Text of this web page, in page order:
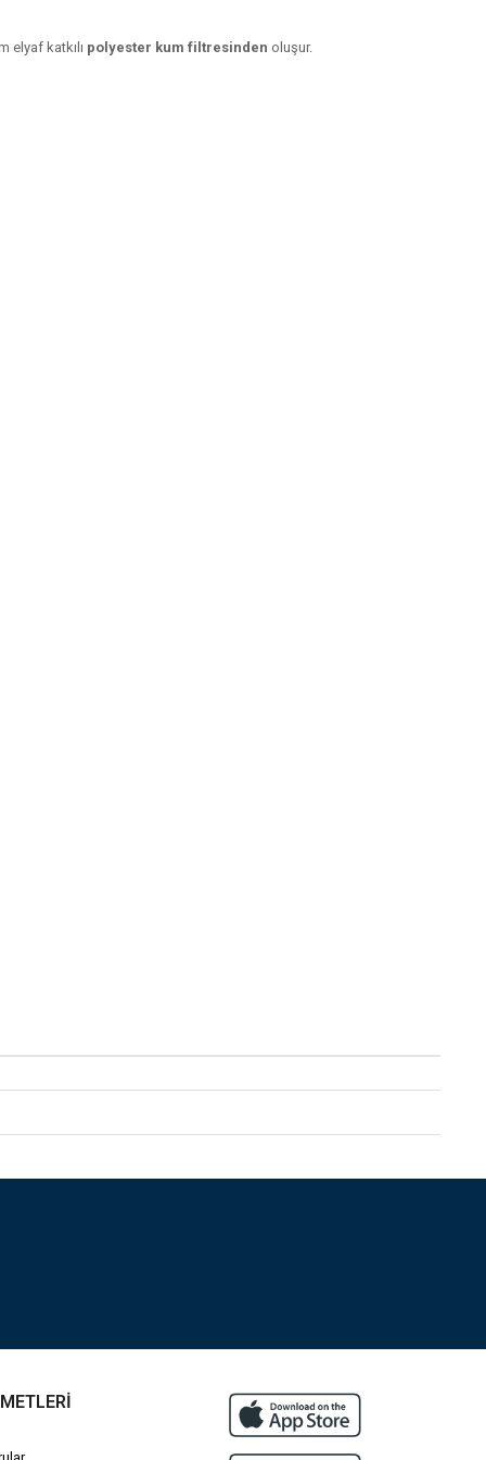
elyaf katkılı polyester kum filtresinden oluşur.